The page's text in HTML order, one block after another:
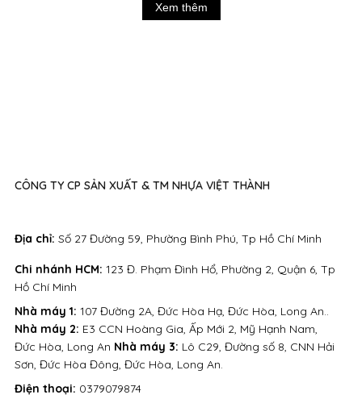
Xem thêm
Địa chỉ: Số 27 Đường 59, Phường Bình Phú, Tp Hồ Chí Minh
Điện thoại: 0379079874
CÔNG TY CP SẢN XUẤT & TM NHỰA VIỆT THÀNH
Nhà máy 1: 107 Đường 2A, Đức Hòa Hạ, Đức Hòa, Long An..
Nhà máy 2: E3 CCN Hoàng Gia, Ấp Mới 2, Mỹ Hạnh Nam,
Đức Hòa, Long An Nhà máy 3: Lô C29, Đường số 8, CNN Hải
Sơn, Đức Hòa Đông, Đức Hòa, Long An.
Chi nhánh HCM: 123 Đ. Phạm Đình Hổ, Phường 2, Quận 6, Tp
Hồ Chí Minh